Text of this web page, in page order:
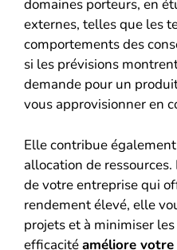
domaines porteurs, en
externes, telles que les
comportements des
si les prévisions
demande pour un
vous approvisionner en
Elle contribue
allocation de
de votre entreprise qui
rendement élevé, elle
projets et à minimiser
efficacitéaméliore